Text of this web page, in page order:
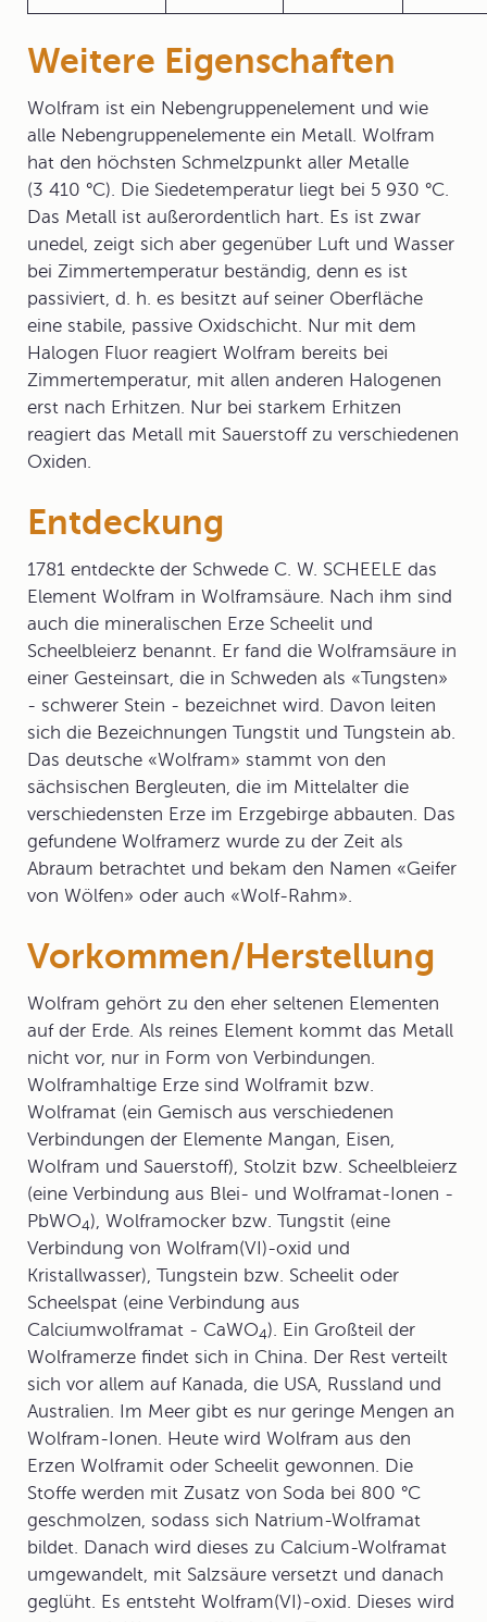
Weitere Eigenschaften
Wolfram ist ein Nebengruppenelement und wie
alle Nebengruppenelemente ein Metall. Wolfram
hat den höchsten Schmelzpunkt aller Metalle
(3 410 °C). Die Siedetemperatur liegt bei 5 930 °C.
Das Metall ist außerordentlich hart. Es ist zwar
unedel, zeigt sich aber gegenüber Luft und Wasser
bei Zimmertemperatur beständig, denn es ist
passiviert, d. h. es besitzt auf seiner Oberfläche
eine stabile, passive Oxidschicht. Nur mit dem
Halogen Fluor reagiert Wolfram bereits bei
Zimmertemperatur, mit allen anderen Halogenen
erst nach Erhitzen. Nur bei starkem Erhitzen
reagiert das Metall mit Sauerstoff zu verschiedenen
Oxiden.
Entdeckung
1781 entdeckte der Schwede C. W. SCHEELE das
Element Wolfram in Wolframsäure. Nach ihm sind
auch die mineralischen Erze Scheelit und
Scheelbleierz benannt. Er fand die Wolframsäure in
einer Gesteinsart, die in Schweden als «Tungsten»
- schwerer Stein - bezeichnet wird. Davon leiten
sich die Bezeichnungen Tungstit und Tungstein ab.
Das deutsche «Wolfram» stammt von den
sächsischen Bergleuten, die im Mittelalter die
verschiedensten Erze im Erzgebirge abbauten. Das
gefundene Wolframerz wurde zu der Zeit als
Abraum betrachtet und bekam den Namen «Geifer
von Wölfen» oder auch «Wolf-Rahm».
Vorkommen/Herstellung
Wolfram gehört zu den eher seltenen Elementen
auf der Erde. Als reines Element kommt das Metall
nicht vor, nur in Form von Verbindungen.
Wolframhaltige Erze sind Wolframit bzw.
Wolframat (ein Gemisch aus verschiedenen
Verbindungen der Elemente Mangan, Eisen,
Wolfram und Sauerstoff), Stolzit bzw. Scheelbleierz
(eine Verbindung aus Blei- und Wolframat-Ionen -
PbWO4), Wolframocker bzw. Tungstit (eine
Verbindung von Wolfram(VI)-oxid und
Kristallwasser), Tungstein bzw. Scheelit oder
Scheelspat (eine Verbindung aus
Calciumwolframat - CaWO4). Ein Großteil der
Wolframerze findet sich in China. Der Rest verteilt
sich vor allem auf Kanada, die USA, Russland und
Australien. Im Meer gibt es nur geringe Mengen an
Wolfram-Ionen. Heute wird Wolfram aus den
Erzen Wolframit oder Scheelit gewonnen. Die
Stoffe werden mit Zusatz von Soda bei 800 °C
geschmolzen, sodass sich Natrium-Wolframat
bildet. Danach wird dieses zu Calcium-Wolframat
umgewandelt, mit Salzsäure versetzt und danach
geglüht. Es entsteht Wolfram(VI)-oxid. Dieses wird